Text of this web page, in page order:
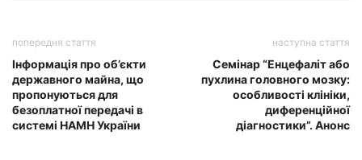
попередня стаття
Інформація про об’єкти
державного майна, що
пропонуються для
безоплатної передачі в
системі НАМН України
наступна стаття
Cемінар “Енцефаліт або
пухлина головного мозку:
особливості клініки,
диференційної
діагностики”. Анонс